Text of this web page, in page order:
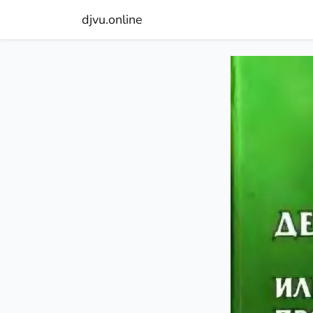
djvu.online